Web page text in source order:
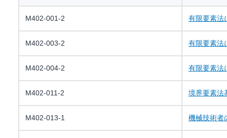
M402-001-2 有限要素法
M402-003-2 有限要素法
M402-004-2 有限要素法
M402-011-2 境界要素法
M402-013-1 機械技術者